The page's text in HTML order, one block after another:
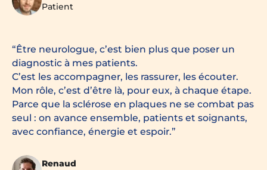
Patient
Être neurologue, c’est bien plus que poser un
diagnostic à mes patients.
C’est les accompagner, les rassurer, les écouter.
Mon rôle, c’est d’être là, pour eux, à chaque étape.
Parce que la sclérose en plaques ne se combat pas
seul : on avance ensemble, patients et soignants,
avec confiance, énergie et espoir.
Renaud